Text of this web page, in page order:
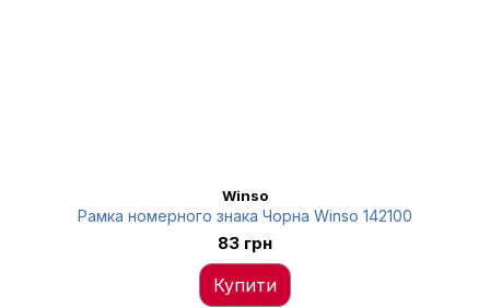
Winso
Рамка номерного знака Чорна Winso 142100
83 грн
Купити